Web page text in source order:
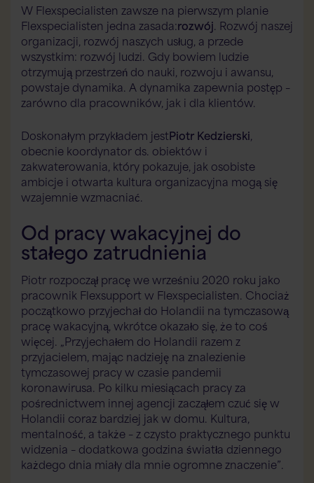
W Flexspecialisten zawsze na pierwszym planie
Flexspecialisten jedna zasada:rozwój. Rozwój naszej
organizacji, rozwój naszych usług, a przede
wszystkim: rozwój ludzi. Gdy bowiem ludzie
otrzymują przestrzeń do nauki, rozwoju i awansu,
powstaje dynamika. A dynamika zapewnia postęp –
zarówno dla pracowników, jak i dla klientów.
Doskonałym przykładem jestPiotr Kedzierski,
obecnie koordynator ds. obiektów i
zakwaterowania, który pokazuje, jak osobiste
ambicje i otwarta kultura organizacyjna mogą się
wzajemnie wzmacniać.
Od pracy wakacyjnej do
stałego zatrudnienia
Piotr rozpoczął pracę we wrześniu 2020 roku jako
pracownik Flexsupport w Flexspecialisten. Chociaż
początkowo przyjechał do Holandii na tymczasową
pracę wakacyjną, wkrótce okazało się, że to coś
więcej. „Przyjechałem do Holandii razem z
przyjacielem, mając nadzieję na znalezienie
tymczasowej pracy w czasie pandemii
koronawirusa. Po kilku miesiącach pracy za
pośrednictwem innej agencji zacząłem czuć się w
Holandii coraz bardziej jak w domu. Kultura,
mentalność, a także – z czysto praktycznego punktu
widzenia – dodatkowa godzina światła dziennego
każdego dnia miały dla mnie ogromne znaczenie”.
Flexspecialisten Asystent Flex AI
Witaj! W czym mogę Ci dzisiaj pomóc?